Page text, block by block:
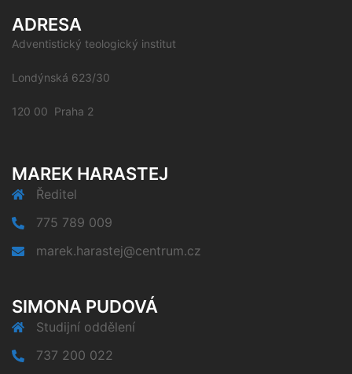
ADRESA
Adventistický teologický institut
Londýnská 623/30
120 00 Praha 2
MAREK HARASTEJ
Ředitel
775 789 009
marek.harastej@centrum.cz
SIMONA PUDOVÁ
Studijní oddělení
737 200 022